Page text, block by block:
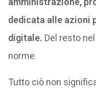
dedicata alle azioni
digitale. Del resto
norme.
Tutto ciò non